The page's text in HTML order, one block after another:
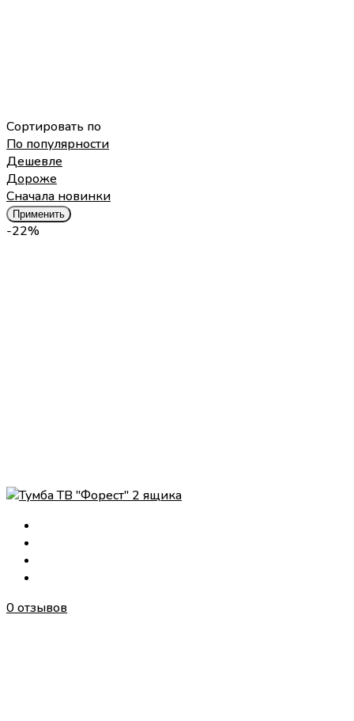
Сортировать по
По популярности
Дешевле
Дороже
Cначала новинки
Применить
-22%
0 отзывов